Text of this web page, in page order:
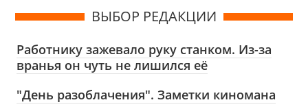
ВЫБОР РЕДАКЦИИ
Работнику зажевало руку станком. Из-за
вранья он чуть не лишился её
"День разоблачения". Заметки киномана